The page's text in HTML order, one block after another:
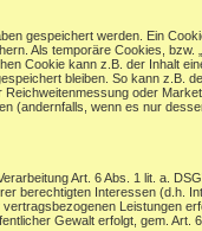
gespeichert werden. Ein
Als temporäre Cookies, bzw.
Cookie kann z.B. der Inhalt
bleiben. So kann z.B.
oder
(andernfalls, wenn es nur
Art. 6 Abs. 1 lit. a.
berechtigten Interessen (d.h.
Leistungen
Gewalt erfolgt, gem. Art.